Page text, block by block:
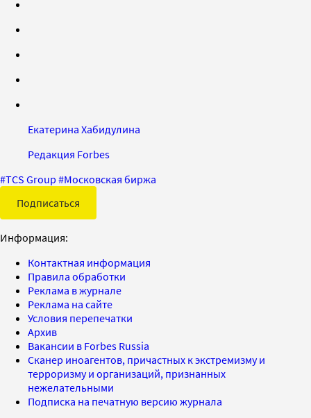
Екатерина Хабидулина
Редакция Forbes
#TCS Group #Московская биржа
Подписаться
Информация:
Контактная информация
Правила обработки
Реклама в журнале
Реклама на сайте
Условия перепечатки
Архив
Вакансии в Forbes Russia
Сканер иноагентов, причастных к экстремизму и
терроризму и организаций, признанных
нежелательными
Подписка на печатную версию журнала